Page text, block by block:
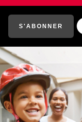
S'ABONNER